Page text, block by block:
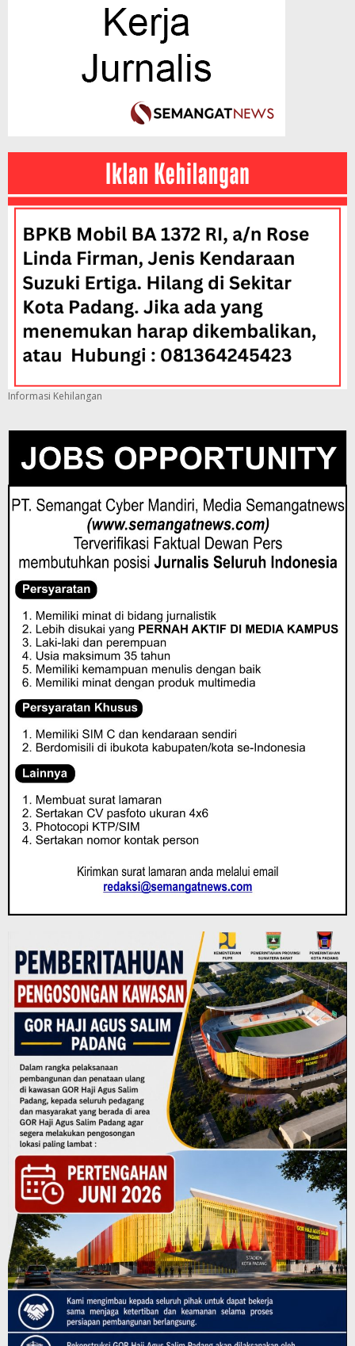
Informasi Kehilangan